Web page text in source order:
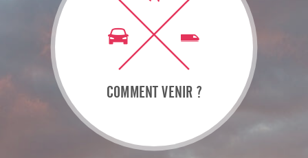
COMMENT VENIR ?